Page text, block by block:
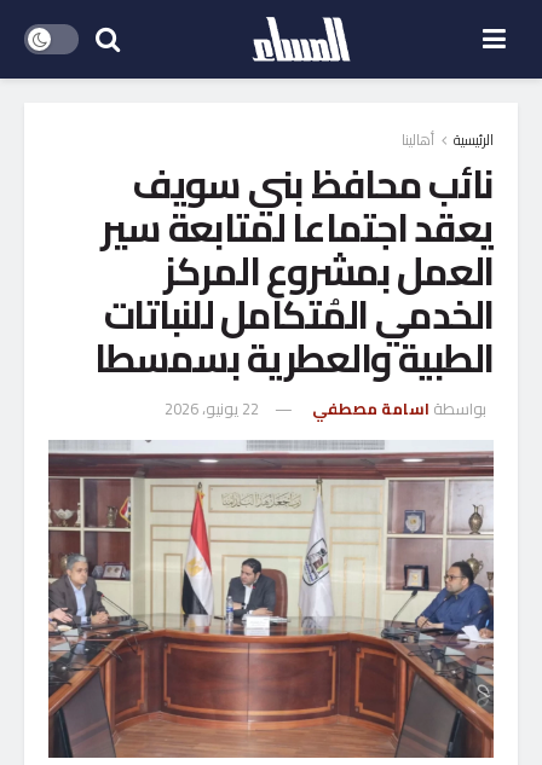
الرئيسية أهالينا
نائب محافظ بني سويف
يعقد اجتماعا لمتابعة سير
العمل بمشروع المركز
الخدمي المُتكامل للنباتات
الطبية والعطرية بسمسطا
بواسطة اسامة مصطفي 22 يونيو، 2026